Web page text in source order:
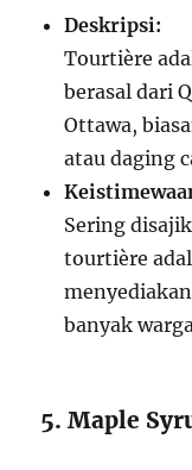
Deskripsi:
Tourtière
berasal dari
Ottawa,
atau daging
Sering
tourtière
banyak
5. Maple